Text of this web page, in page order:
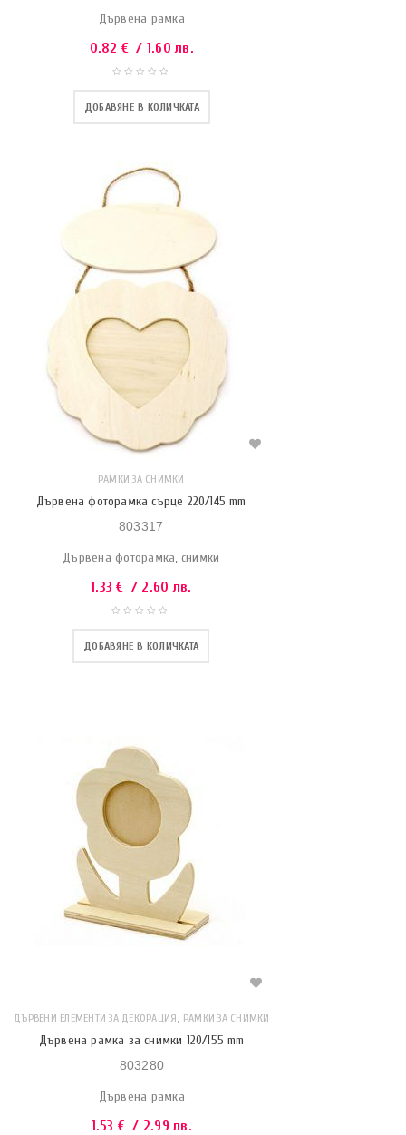
Дървена рамка
0.82 € / 1.60 лв.
ДОБАВЯНЕ В КОЛИЧКАТА
РАМКИ ЗА СНИМКИ
Дървена фоторамка сърце 220/145 mm
803317
Дървена фоторамка, снимки
1.33€ / 2.60 лв.
ДОБАВЯНЕ В КОЛИЧКАТА
ДЪРВЕНИ ЕЛЕМЕНТИ ЗА ДЕКОРАЦИЯ, РАМКИ ЗА СНИМКИ
Дървена рамка за снимки 120/155 mm
803280
Дървена рамка
1.53 € / 2.99 лв.